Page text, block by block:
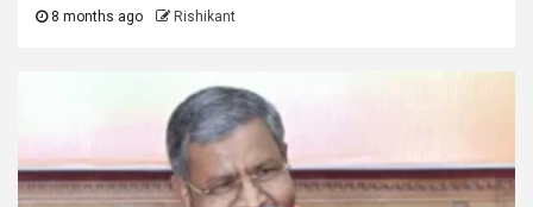
8 months ago Rishikant